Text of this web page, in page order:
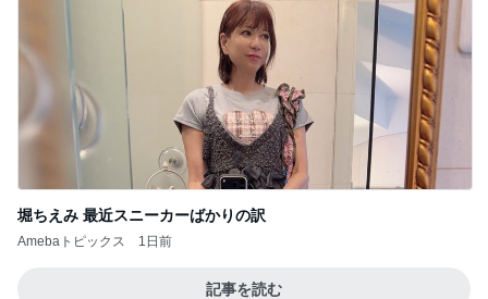
堀ちえみ 最近スニーカーばかりの訳
Amebaトピックス 1日前
記事を読む